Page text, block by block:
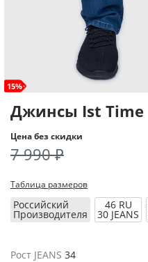
15%
Джинсы Ist Time
Цена без скидки
7 990 ₽
Таблица размеров
Российский
Производителя
46 RU
30 JEANS
Рост JEANS 34